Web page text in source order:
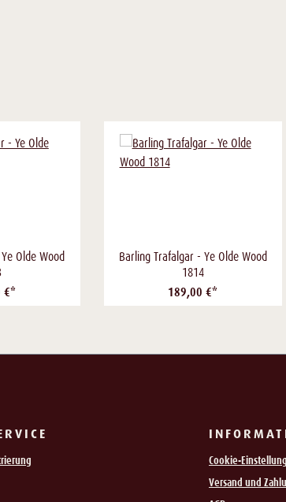
Olde Wood
€*
Barling Trafalgar - Ye Olde Wood
1814
189,00 €*
Cookie-
Versand und